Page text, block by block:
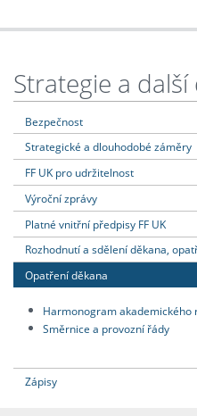
Strategie a
Bezpečnost
Strategické a dlouhodobé záměry
FF UK pro udržitelnost
Výroční zprávy
Platné vnitřní předpisy FF UK
Rozhodnutí a sdělení děkana,
Opatření děkana
Harmonogram akademického
Směrnice a provozní řády
Zápisy